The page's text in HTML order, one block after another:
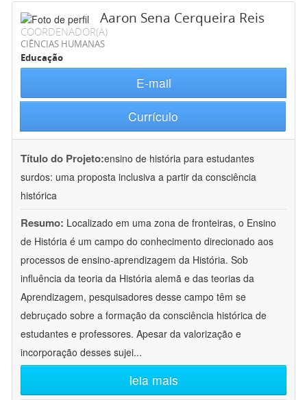
Aaron Sena Cerqueira Reis
COORDENADOR(A)
CIÊNCIAS HUMANAS
Educação
E-mail
Currículo
Título do Projeto:ensino de história para estudantes
surdos: uma proposta inclusiva a partir da consciência
histórica
Resumo: Localizado em uma zona de fronteiras, o Ensino
de História é um campo do conhecimento direcionado aos
processos de ensino-aprendizagem da História. Sob
influência da teoria da História alemã e das teorias da
Aprendizagem, pesquisadores desse campo têm se
debruçado sobre a formação da consciência histórica de
estudantes e professores. Apesar da valorização e
incorporação desses sujei...
leia mais